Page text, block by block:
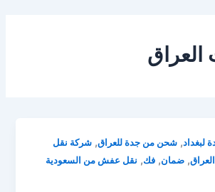
العراق
لبغداد,شحن من جدة للعراق,شركة نقل
,ضمان,فك, نقل عفش من السعودية